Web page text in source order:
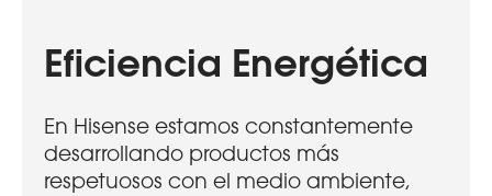
Eficiencia Energética
En Hisense estamos constantemente
desarrollando productos más
respetuosos con el medio ambiente,